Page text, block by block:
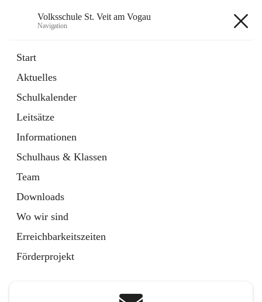
Volksschule St. Veit am Vogau
Navigation
Start
Aktuelles
Schulkalender
Leitsätze
Informationen
Schulhaus & Klassen
Team
Downloads
Wo wir sind
Erreichbarkeitszeiten
Förderprojekt